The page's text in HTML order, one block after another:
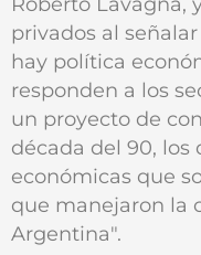
privados al
hay política
responden a los
un proyecto de
década del 90, los
económicas que
que manejaron la
Argentina".